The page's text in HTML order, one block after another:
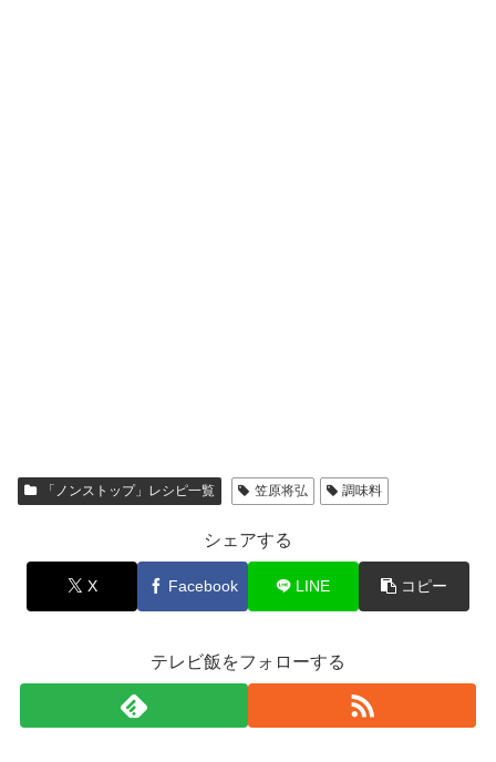
「ノンストップ」レシピ一覧 笠原将弘 調味料
シェアする
X Facebook LINE コピー
テレビ飯をフォローする